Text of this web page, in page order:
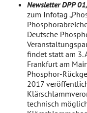
Newsletter DPP
zum Infotag
Deutsche
findet statt am 3.
Frankfurt am
Phosphor-
2017
technisch